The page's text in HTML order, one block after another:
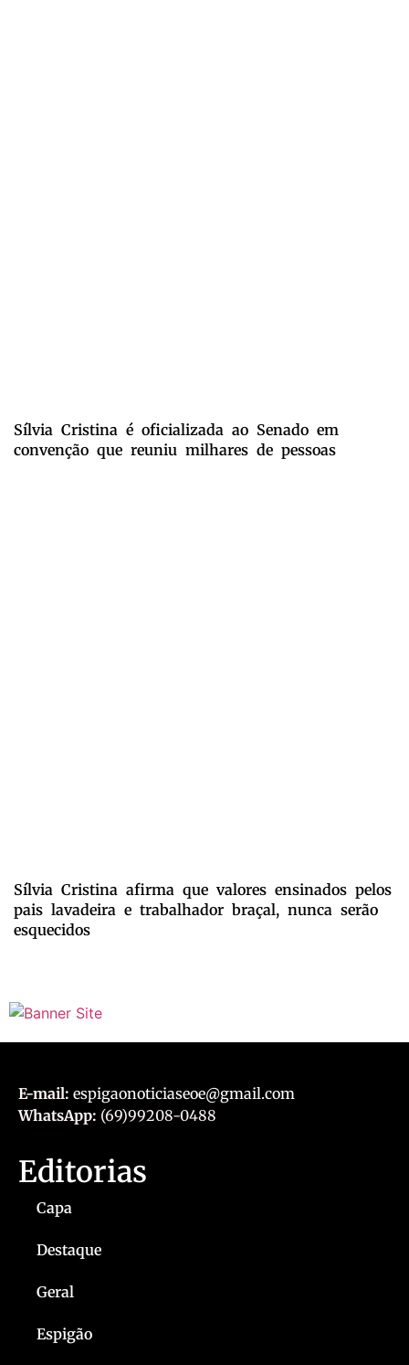
Sílvia Cristina é oficializada ao Senado em
convenção que reuniu milhares de pessoas
Sílvia Cristina afirma que valores ensinados pelos
pais lavadeira e trabalhador braçal, nunca serão
esquecidos
E-mail: espigaonoticiaseoe@gmail.com
WhatsApp: (69)99208-0488
Editorias
Capa
Destaque
Geral
Espigão